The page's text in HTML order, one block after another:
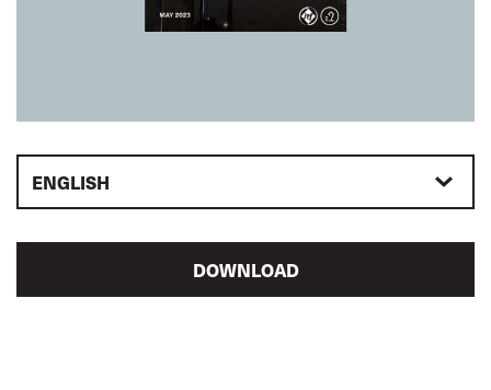
ENGLISH
DOWNLOAD